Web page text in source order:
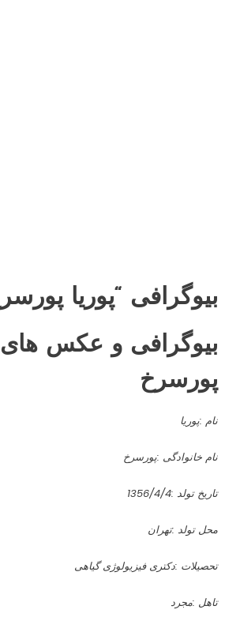
بیوگرافی “پوریا
بیوگرافی و عکس
پورسرخ
نام :پوریا
نام خانوادگی :پورسرخ
تاریخ تولد :1356/4/4
محل تولد :تهران
تحصیلات :دکتری فیزیولوژی گیاهی
تاهل :مجرد